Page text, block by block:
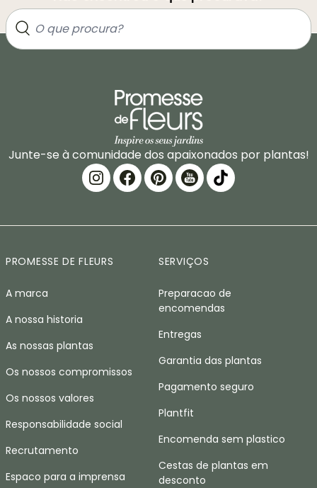
Junte-se à comunidade dos apaixonados por plantas!
PROMESSE DE FLEURS
A marca
A nossa historia
As nossas plantas
Os nossos compromissos
Os nossos valores
Responsabilidade social
Recrutamento
Espaco para a imprensa
SERVIÇOS
Preparacao de
encomendas
Entregas
Garantia das plantas
Pagamento seguro
Plantfit
Encomenda sem plastico
Cestas de plantas em
desconto